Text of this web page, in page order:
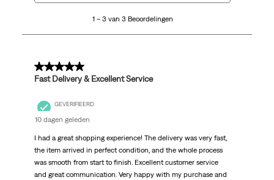
3
1 – 3 van 3 Beoordelingen
5 van 5 sterren.
Fast Delivery & Excellent Service
GEVERIFIEERD
10 dagen geleden
I had a great shopping experience! The delivery was very fast,
the item arrived in perfect condition, and the whole process
was smooth from start to finish. Excellent customer service
and great communication. Very happy with my purchase and